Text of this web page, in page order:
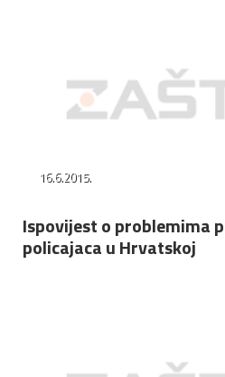
16.6.2015.
Ispovijest o problemima
policajaca u Hrvatskoj